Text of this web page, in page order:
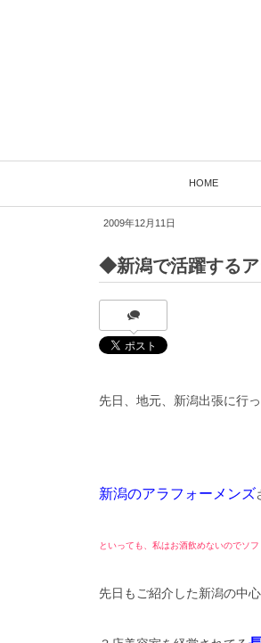
HOME
2009年12月11日
◆新潟で活躍するア
先日、地元、新潟出張に行っ
新潟のアラフォーメンズ
といっても、私はお酒飲めないのでソ
先日もご紹介した新潟の中